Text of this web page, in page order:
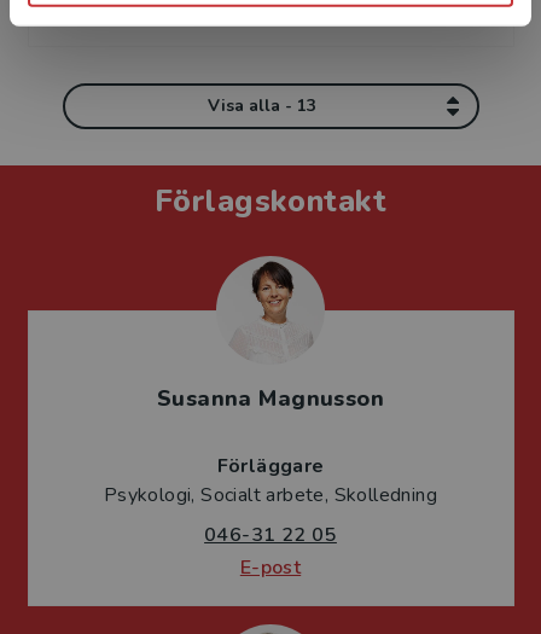
Visa alla - 13
Förlagskontakt
Susanna Magnusson
Förläggare
Psykologi, Socialt arbete, Skolledning
046-31 22 05
E-post